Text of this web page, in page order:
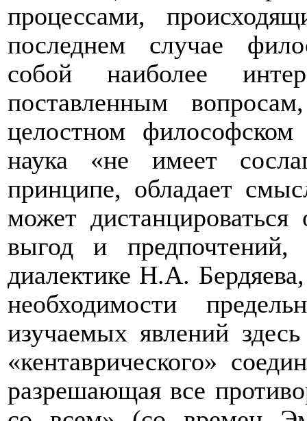
процессами,
последнем случае
собой наиболее
поставленным
целостном
наука «не имеет
принципе, обладает
может
выгод и предпочтений,
диалектике Н.А.
необходимости
изучаемых явлений
«кентаврического»
разрешающая все